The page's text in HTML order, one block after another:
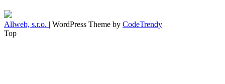
Allweb, s.r.o. | WordPress Theme by CodeTrendy
Top